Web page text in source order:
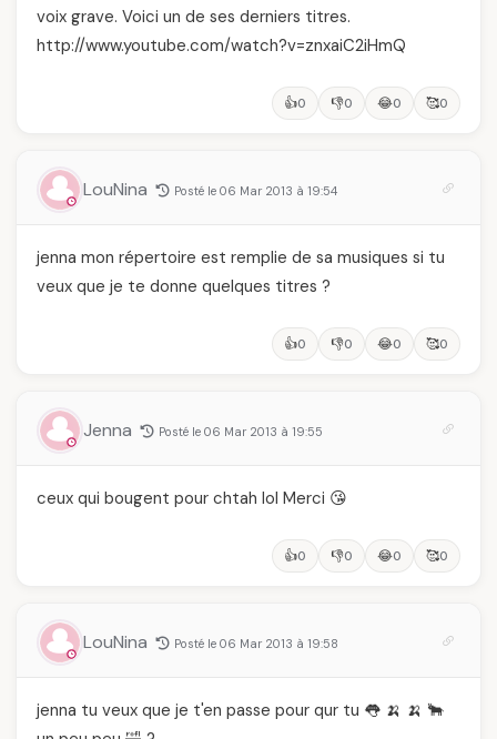
voix grave. Voici un de ses derniers titres.
http://www.youtube.com/watch?v=znxaiC2iHmQ
👍0 👎0 😂0 🥰0
LouNina Posté le 06 Mar 2013 à 19:54
jenna mon répertoire est remplie de sa musiques si tu
veux que je te donne quelques titres ?
👍0 👎0 😂0 🥰0
Jenna Posté le 06 Mar 2013 à 19:55
ceux qui bougent pour chtah lol Merci 😘
👍0 👎0 😂0 🥰0
LouNina Posté le 06 Mar 2013 à 19:58
jenna tu veux que je t'en passe pour qur tu 👅 🍌 🍌 🐂